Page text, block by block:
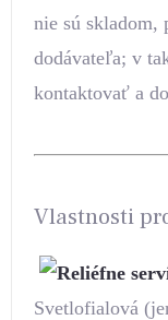
nie sú skladom,
dodávateľa; v
kontaktovať a
Vlastnosti
Svetlofialová